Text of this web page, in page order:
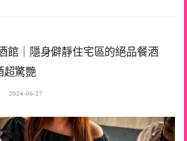
館｜隱身僻靜住宅區的絕品餐酒
超驚艷
2024-06-27